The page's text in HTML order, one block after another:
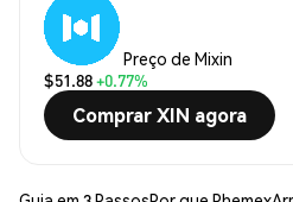
Preço de Mixin
$51.88+0.77%
Comprar XIN agora